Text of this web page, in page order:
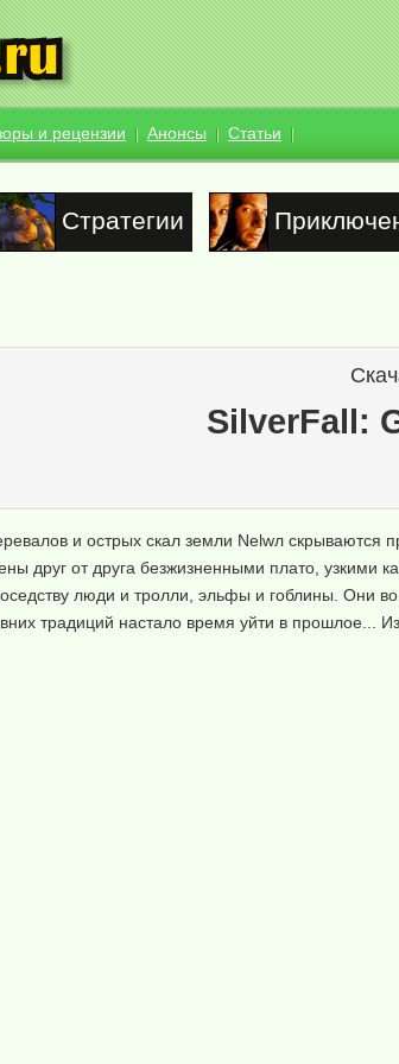
и рецензии Анонсы Статьи
Стратегии
SilverFall:
и острых скал земли Nelwл скрываются
друг от друга безжизненными плато,
люди и тролли, эльфы и гоблины. Они
традиций настало время уйти в прошлое...